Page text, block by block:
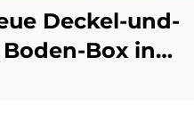
Deckel-und-
Boden-Box in